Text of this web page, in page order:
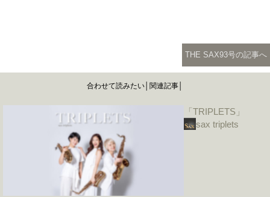
THE SAX93号の記事へ
合わせて読みたい│関連記事│
「TRIPLETS」
sax triplets